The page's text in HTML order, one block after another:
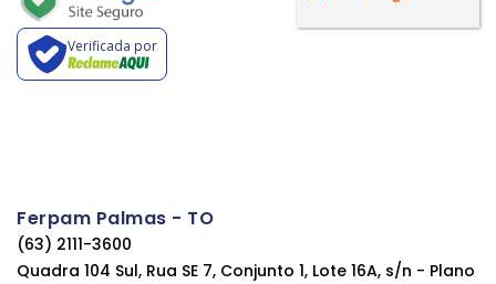
Verificada por
Ferpam Palmas - TO
(63) 2111-3600
Quadra 104 Sul, Rua SE 7, Conjunto 1, Lote 16A, s/n - Plano